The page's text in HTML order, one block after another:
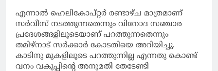
എന്നാല്‍ ഹെലികോപ്റ്റര്‍ രണ്ടാഴ്ച മാത്രമാണ്
സര്‍വീസ് നടത്തുന്നതെന്നും വിനോദ സഞ്ചാര
പ്രദേശങ്ങളിലൂടെയാണ് പറത്തുന്നതെന്നും
തമിഴ്‌നാട് സര്‍ക്കാര്‍ കോടതിയെ അറിയിച്ചു.
കാടിനു മുകളിലൂടെ പറത്തുന്നില്ല എന്നതു കൊണ്ട്
വനം വകുപ്പിന്റെ അനുമതി തേടേണ്ടി